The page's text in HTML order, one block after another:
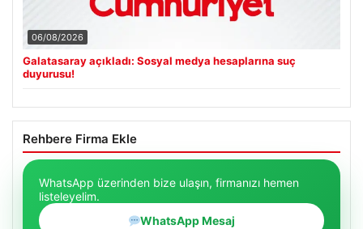
06/08/2026
Galatasaray açıkladı: Sosyal medya hesaplarına suç
duyurusu!
Rehbere Firma Ekle
WhatsApp üzerinden bize ulaşın, firmanızı hemen
listeleyelim.
WhatsApp Mesaj